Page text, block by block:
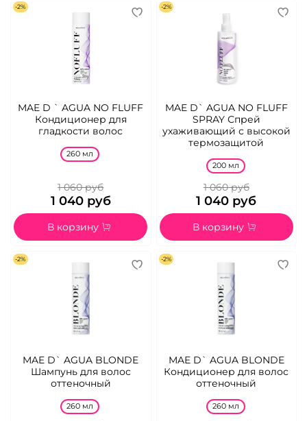
-2%
MAE D ` AGUA NO FLUFF
Кондиционер для
гладкости волос
260 мл
1 060 руб
1 040 руб
В корзину
-2%
MAE D` AGUA NO FLUFF
SPRAY Спрей
ухаживающий с высокой
термозащитой
200 мл
1 060 руб
1 040 руб
В корзину
-2%
MAE D` AGUA BLONDE
Шампунь для волос
оттеночный
260 мл
-2%
MAE D` AGUA BLONDE
Кондиционер для волос
оттеночный
260 мл